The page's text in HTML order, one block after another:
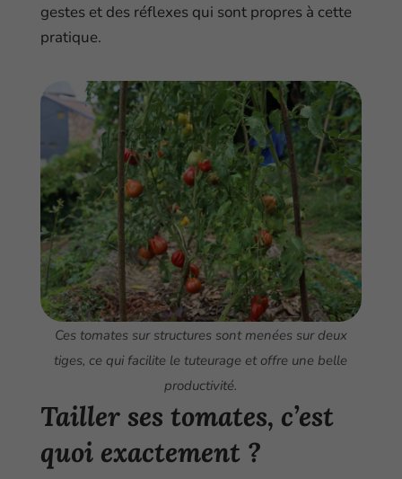
gestes et des réflexes qui sont propres à cette
pratique.
Ces tomates sur structures sont menées sur deux
tiges, ce qui facilite le tuteurage et offre une belle
productivité.
Tailler ses tomates, c’est
quoi exactement ?